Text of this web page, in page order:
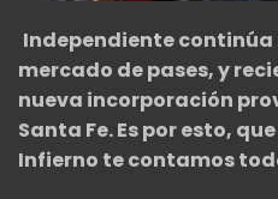
Independiente continúa
mercado de pases, y
nueva incorporación
Santa Fe. Es por esto,
Infierno te contamos